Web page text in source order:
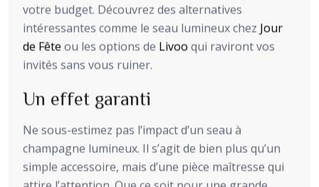
votre budget. Découvrez des alternatives
intéressantes comme le seau lumineux chez Jour
de Fête ou les options de Livoo qui raviront vos
invités sans vous ruiner.
Un effet garanti
Ne sous-estimez pas l’impact d’un seau à
champagne lumineux. Il s’agit de bien plus qu’un
simple accessoire, mais d’une pièce maîtresse qui